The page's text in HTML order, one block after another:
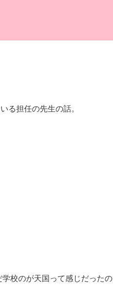
る担任の先生の話。
校のが天国って感じだったの